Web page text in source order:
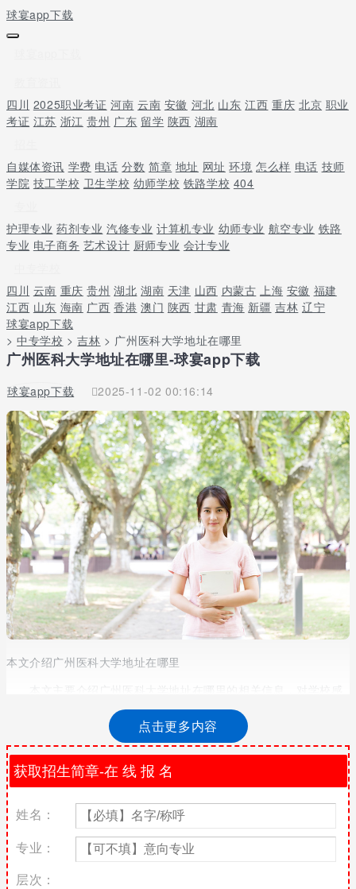
球宴app下载
四川 2025职业考证 河南 云南 安徽 河北 山东 江西 重庆 北京 职业
考证 江苏 浙江 贵州 广东 留学 陕西 湖南
自媒体资讯 学费 电话 分数 简章 地址 网址 环境 怎么样 电话 技师
学院 技工学校 卫生学校 幼师学校 铁路学校 404
护理专业 药剂专业 汽修专业 计算机专业 幼师专业 航空专业 铁路
专业 电子商务 艺术设计 厨师专业 会计专业
四川 云南 重庆 贵州 湖北 湖南 天津 山西 内蒙古 上海 安徽 福建
江西 山东 海南 广西 香港 澳门 陕西 甘肃 青海 新疆 吉林 辽宁
球宴app下载
>中专学校 >吉林 > 广州医科大学地址在哪里
广州医科大学地址在哪里-球宴app下载
球宴app下载 2025-11-02 00:16:14
本文介绍广州医科大学地址在哪里
兴趣，想要报考该校的同学请信息的阅读文章，若有其他有关该校
的招生方面的信息可以直接咨询网站的在线老师，向他们进行咨询.
一、广州医科大学地址
广州医科大学创办于1958年，是一所以医学为优势和特色的广
州市属重点高校，教育部“卓越医生教育培养计划”试点高校。学校
东风西校区坐落于广州的中心地带，番禺校区地处珠江之畔新造
镇。据2016年5月学校球宴app下载官网显示，学校设16个二级学
院，8所直属附属医院和10所非直属附属医院。
广州医科大学地址：广州市番禺区新造镇
点击更多内容
姓名：
专业：
层次：